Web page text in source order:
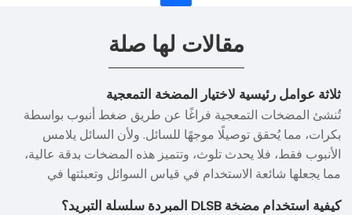
مقالات لها صلة
ثلاثة عوامل رئيسية لاختيار المضخة التمعجية
تُنشئ المضخات التمعجية فراغًا عن طريق ضغط أنبوب بواسطة
بكرات، مما يُحقق توصيلًا موجهًا للسائل. ولأن السائل يلامس
الأنبوب فقط، فلا يحدث تلوث، وتتميز هذه المضخات بدقة عالية،
مما يجعلها شائعة الاستخدام في قياس السوائل وتعبئتها في
كيفية استخدام مضخة DLSB المبردة سلسلة التبريد؟